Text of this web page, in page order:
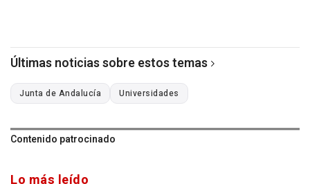
Últimas noticias sobre estos temas
Junta de Andalucía Universidades
Contenido patrocinado
Lo más leído